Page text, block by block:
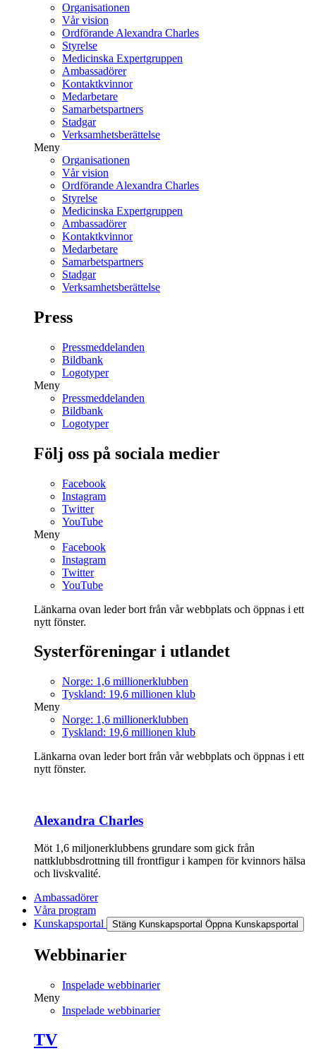
Organisationen
Vår vision
Ordförande Alexandra Charles
Styrelse
Medicinska Expertgruppen
Ambassadörer
Kontaktkvinnor
Medarbetare
Samarbetspartners
Stadgar
Verksamhetsberättelse
Meny
Organisationen
Vår vision
Ordförande Alexandra Charles
Styrelse
Medicinska Expertgruppen
Ambassadörer
Kontaktkvinnor
Medarbetare
Samarbetspartners
Stadgar
Verksamhetsberättelse
Press
Pressmeddelanden
Bildbank
Logotyper
Meny
Pressmeddelanden
Bildbank
Logotyper
Följ oss på sociala medier
Facebook
Instagram
Twitter
YouTube
Meny
Facebook
Instagram
Twitter
YouTube
Länkarna ovan leder bort från vår webbplats och öppnas i ett
nytt fönster.
Systerföreningar i utlandet
Norge: 1,6 millionerklubben
Tyskland: 19,6 millionen klub
Meny
Norge: 1,6 millionerklubben
Tyskland: 19,6 millionen klub
Länkarna ovan leder bort från vår webbplats och öppnas i ett
nytt fönster.
Alexandra Charles
Möt 1,6 miljonerklubbens grundare som gick från
nattklubbsdrottning till frontfigur i kampen för kvinnors hälsa
och livskvalité.
Ambassadörer
Våra program
Kunskapsportal
Stäng Kunskapsportal Öppna Kunskapsportal
Webbinarier
Inspelade webbinarier
Meny
Inspelade webbinarier
TV